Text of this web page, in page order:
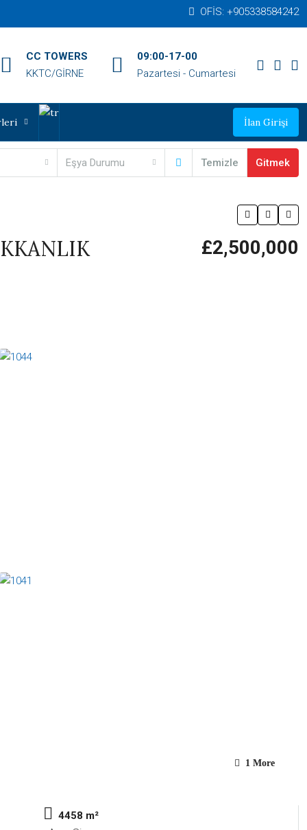
OFİS: +905338584242‬
CC TOWERS
KKTC/GİRNE
09:00-17-00
Pazartesi - Cumartesi
İlan Girişi
Eşya Durumu Temizle Gitmek
£2,500,000
1 More
4458 m²